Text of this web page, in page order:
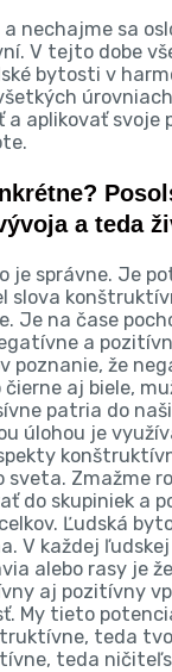
nechajme sa
V tejto dobe
bytosti v
a aplikovať svoje
a teda
je správne. Je
slova
Je na čase
a
poznanie, že
aj biele,
patria do
úlohou je
sveta. Zmažme
do skupiniek a
Ľudská
V každej
alebo rasy je
aj pozitívny
My tieto
teda
teda